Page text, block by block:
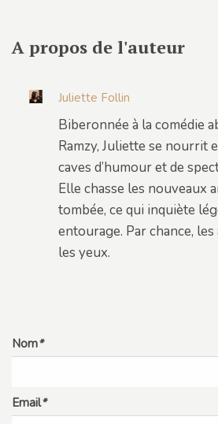
A propos de l'auteur
Juliette Follin
Biberonnée à la comédie
Ramzy, Juliette se nourrit
caves d’humour et de
Elle chasse les nouveaux
tombée, ce qui inquiète
entourage. Par chance,
les yeux.
Nom*
Email*